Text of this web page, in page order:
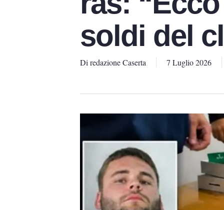
soldi del
Di redazione Caserta 7 Luglio 2026